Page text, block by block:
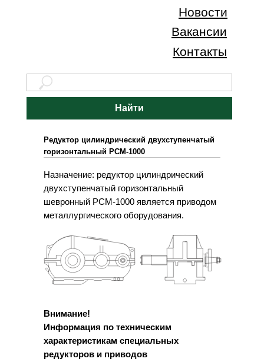
Новости
Контакты
Вакансии
Найти
Назначение: редуктор цилиндрический
двухступенчатый горизонтальный
шевронный РСМ-1000 является приводом
металлургического оборудования.
Внимание!
Информация по техническим
характеристикам специальных
редукторов и приводов
Редуктор цилиндрический двухступенчатый
горизонтальный РСМ-1000